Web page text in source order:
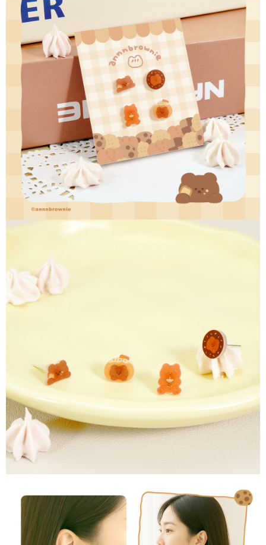
３．安心：先確認商品／服務後，再付款。
【「AFTEE先享後付」結帳流程】
１．於結帳方式選擇「AFTEE先享後付」後，將跳轉至「AFTEE先享後付」
結帳頁面，進行簡訊認證並確認金額後，即可完成結帳。
２．訂單成立數日內，您將收到繳費通知簡訊。
３．收到繳費通知簡訊後14天內，點擊此簡訊中的連結，可透過四大超商／
ATM／網路銀行／等多元方式進行付款，方視為交易完成。
※ 請注意：結帳手續完成當下不需立刻繳費，但若您需要取消訂單，請聯絡
購買商品的店家。未經商家同意取消之訂單仍視為有效，需透過AFTEE先享
後付繳納相關費用。
※ 交易是否成功請以「AFTEE先享後付 」之結帳頁面顯示為準，若有關於
是否繳費成功／繳費後需取消欲退款等相關疑問，請聯繫「AFTEE先享後付
客戶支援中心」https://netprotections.freshdesk.com/support/home
【注意事項】
１．透過由恩沛科技股份有限公司提供之「AFTEE先享後付」服務完成之交
易，需依本服務之必要範圍內提供個人資料，並將交易相關給付款項請求債
權轉讓予恩沛科技股份有限公司。
２．關於個人資料處理事宜，請瀏覽以下網址：
３．未成年的使用者請事先徵得法定代理人或監護人之同意方可使用
４．使用「AFTEE先享後付」時，將依據個別帳號之用戶狀況，依本公司即
時審查核予不同之上限額度；若仍有額度不足之情形，本公司將視審查結果
請求用戶進行身份認證。
５．嚴禁一人註冊多個帳號或使用他人資訊註冊。若發現惡意使用之情形，
恩沛科技股份有限公司將有權停止該用戶之使用額度並採取法律行動。
運送方式
全家取貨付款
每筆NT$60，滿NT$1,500(含以上)免運費
付款後全家取貨
每筆NT$60，滿NT$1,500(含以上)免運費
7-11取貨付款
每筆NT$60，滿NT$1,500(含以上)免運費
付款後7-11取貨
每筆NT$60，滿NT$1,500(含以上)免運費
宅配
每筆NT$60，滿NT$1,500(含以上)免運費
付款後門市自取
每筆NT$90
國家/地區配送